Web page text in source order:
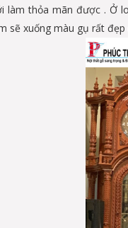
làm thỏa mãn được . Ở
sẽ xuống màu gụ rất đẹp